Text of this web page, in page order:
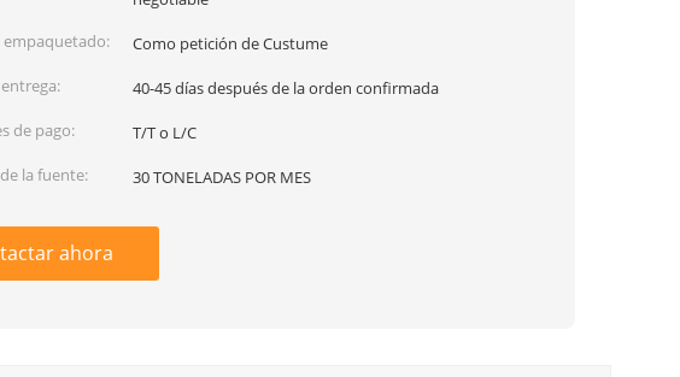
empaquetado:
Como petición de Custume
40-45 días después de la orden confirmada
de pago:
T/T o L/C
la fuente:
30 TONELADAS POR MES
ahora